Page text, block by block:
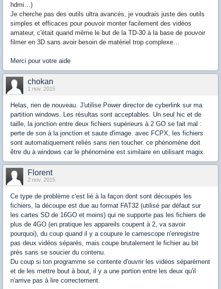
hdmi…)
Je cherche pas des outils ultra avancés, je voudrais juste des outils
simples et efficaces pour pouvoir monter facilement des vidéos
amateur, c'était quand même le but de la TD-30 à la base de pouvoir
filmer en 3D sans avoir besoin de matériel trop complexe…
Merci pour votre aide
chokan
1 nov. 2015
Helas, rien de nouveau. J'utilise Power director de cyberlink sur ma
partition windows. Les résultas sont acceptables. Un seul hic et de
taille, la jonction entre deux fichiers supérieurs à 2 GO se fait mal :
perte de son à la jonction et saute d'image. avec FCPX, les fichiers
sont automatiquement reliés sans rien toucher. ce phénomène doit
être du à windows car le phénomène est similaire en utilisant magix.
Florent
2 nov. 2015
Ce type de problème c'est lié à la façon dont sont découpés les
fichiers, la découpe est due au format FAT32 (utilisé par défaut sur
les cartes SD de 16GO et moins) qui ne supporte pas les fichiers de
plus de 4GO (en pratique les appareils coupent à 2, va savoir
pourquoi), du coup quand il y a coupure le camescope n'enregistre
pas deux vidéos séparés, mais coupe brutalement le fichier au bit
près sans se soucier du contenu.
Du coup si ton programme se contente d'ouvrir les vidéos séparément
et de les mettre bout à bout, il y a une portion entre les deux qu'il
n'arrive pas à lire correctement.